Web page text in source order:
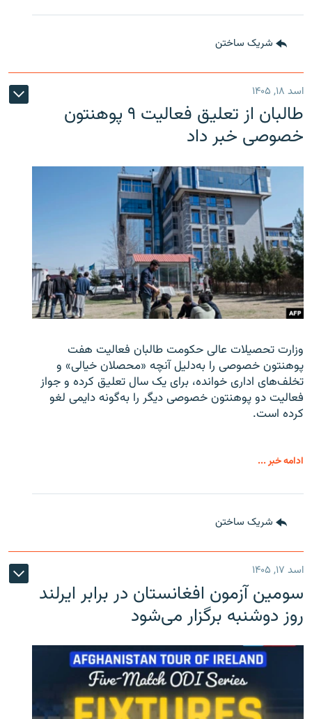
شریک ساختن
اسد ۱۸, ۱۴۰۵
طالبان از تعلیق فعالیت ۹ پوهنتون
خصوصی خبر داد
وزارت تحصیلات عالی حکومت طالبان فعالیت هفت
پوهنتون خصوصی را به‌دلیل آنچه «محصلان خیالی» و
تخلف‌های اداری خوانده، برای یک سال تعلیق کرده و جواز
فعالیت دو پوهنتون خصوصی دیگر را به‌گونه دایمی لغو
کرده است.
ادامه خبر ...
شریک ساختن
اسد ۱۷, ۱۴۰۵
سومین آزمون افغانستان در برابر ایرلند
روز دوشنبه برگزار می‌شود